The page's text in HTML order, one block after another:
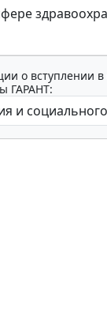
о вступлении
ГАРАНТ: